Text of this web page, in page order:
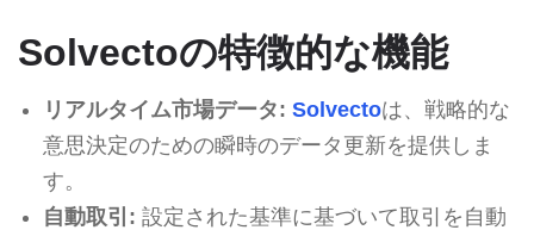
Solvectoの特徴的な機能
リアルタイム市場データ: Solvectoは、戦略的な
意思決定のための瞬時のデータ更新を提供しま
す。
自動取引: 設定された基準に基づいて取引を自動